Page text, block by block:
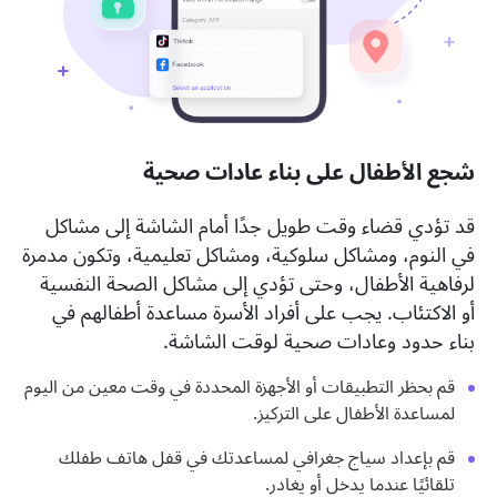
شجع الأطفال على بناء عادات صحية
قد تؤدي قضاء وقت طويل جدًا أمام الشاشة إلى مشاكل
في النوم، ومشاكل سلوكية، ومشاكل تعليمية، وتكون مدمرة
لرفاهية الأطفال، وحتى تؤدي إلى مشاكل الصحة النفسية
أو الاكتئاب. يجب على أفراد الأسرة مساعدة أطفالهم في
بناء حدود وعادات صحية لوقت الشاشة.
قم بحظر التطبيقات أو الأجهزة المحددة في وقت معين من اليوم
لمساعدة الأطفال على التركيز.
قم بإعداد سياج جغرافي لمساعدتك في قفل هاتف طفلك
تلقائيًا عندما يدخل أو يغادر.